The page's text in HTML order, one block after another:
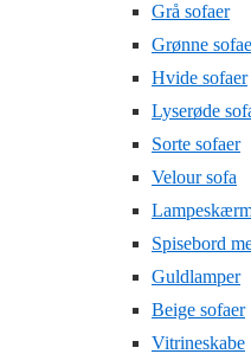
Grå sofaer
Grønne
Hvide sofaer
Lyserøde
Sorte sofaer
Velour sofa
Spisebord
Guldlamper
Beige sofaer
Vitrineskabe